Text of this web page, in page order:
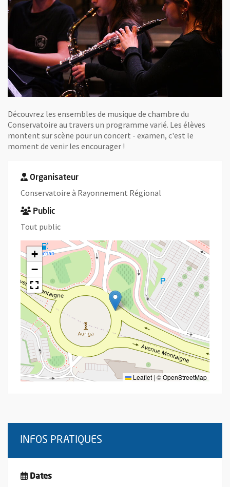
Découvrez les ensembles de musique de chambre du
Conservatoire au travers un programme varié. Les élèves
montent sur scène pour un concert - examen, c'est le
moment de venir les encourager !
Organisateur
Conservatoire à Rayonnement Régional
Public
Tout public
+
−
Leaflet | ©OpenStreetMap
INFOS PRATIQUES
Dates